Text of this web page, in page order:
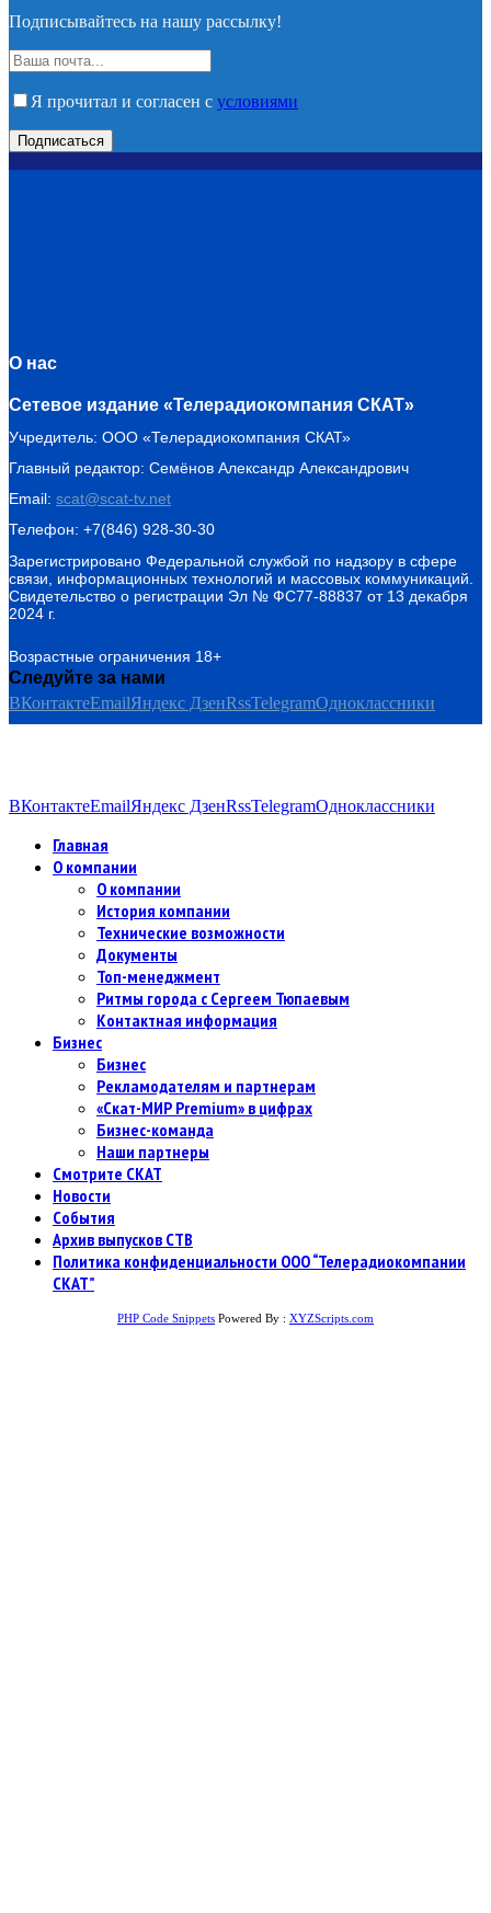
Подписывайтесь на нашу рассылку!
Я прочитал и согласен с условиями
О нас
Сетевое издание «Телерадиокомпания СКАТ»
Учредитель: ООО «Телерадиокомпания СКАТ»
Главный редактор: Семёнов Александр Александрович
Email: scat@scat-tv.net
Телефон: +7(846) 928-30-30
Зарегистрировано Федеральной службой по надзору в сфере
связи, информационных технологий и массовых коммуникаций.
Свидетельство о регистрации Эл № ФС77-88837 от 13 декабря
2024 г.
Возрастные ограничения 18+
Следуйте за нами
ВКонтактеEmailЯндекс ДзенRssTelegramОдноклассники
ВКонтактеEmailЯндекс ДзенRssTelegramОдноклассники
Главная
О компании
О компании
История компании
Технические возможности
Документы
Топ-менеджмент
Ритмы города с Сергеем Тюпаевым
Контактная информация
Бизнес
Бизнес
Рекламодателям и партнерам
«Скат-МИР Premium» в цифрах
Бизнес-команда
Наши партнеры
Смотрите СКАТ
Новости
События
Архив выпусков СТВ
Политика конфиденциальности ООО “Телерадиокомпании
СКАТ”
PHP Code Snippets Powered By : XYZScripts.com